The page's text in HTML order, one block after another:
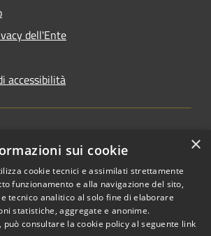
dell'Ente
accessibilità
Copyright © 2026 • Comune di
×
sui cookie
cookie tecnici e assimilati strettamente
funzionamento e alla navigazione del sito,
tecnico analitico al solo fine di elaborare
statistiche, aggregate e anonime.
consultare la cookie policy al seguente link